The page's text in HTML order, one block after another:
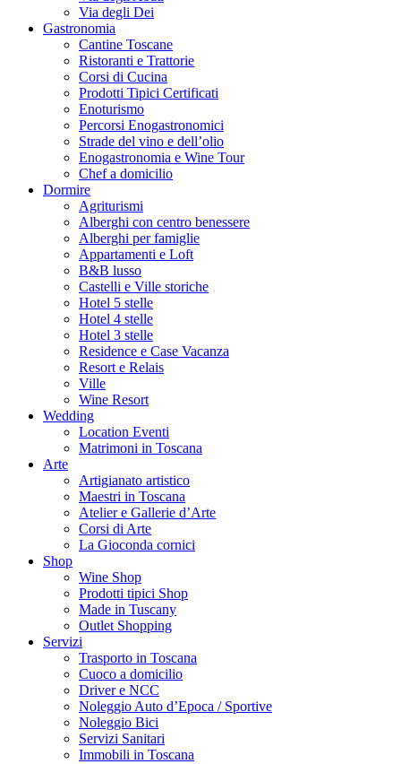
Via degli Dei
Gastronomia
Cantine Toscane
Ristoranti e Trattorie
Corsi di Cucina
Prodotti Tipici Certificati
Enoturismo
Percorsi Enogastronomici
Strade del vino e dell’olio
Enogastronomia e Wine Tour
Chef a domicilio
Dormire
Agriturismi
Alberghi con centro benessere
Alberghi per famiglie
Appartamenti e Loft
B&B lusso
Castelli e Ville storiche
Hotel 5 stelle
Hotel 4 stelle
Hotel 3 stelle
Residence e Case Vacanza
Resort e Relais
Ville
Wine Resort
Wedding
Location Eventi
Matrimoni in Toscana
Arte
Artigianato artistico
Maestri in Toscana
Atelier e Gallerie d’Arte
Corsi di Arte
La Gioconda cornici
Shop
Wine Shop
Prodotti tipici Shop
Made in Tuscany
Outlet Shopping
Servizi
Trasporto in Toscana
Cuoco a domicilio
Driver e NCC
Noleggio Auto d’Epoca / Sportive
Noleggio Bici
Servizi Sanitari
Immobili in Toscana